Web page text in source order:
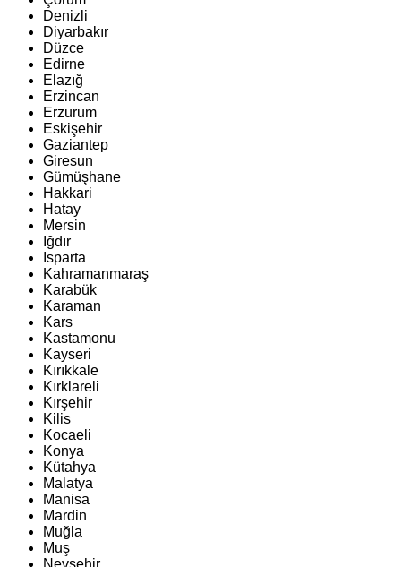
Denizli
Diyarbakır
Düzce
Edirne
Elazığ
Erzincan
Erzurum
Eskişehir
Gaziantep
Giresun
Gümüşhane
Hakkari
Hatay
Mersin
Iğdır
Isparta
Kahramanmaraş
Karabük
Karaman
Kars
Kastamonu
Kayseri
Kırıkkale
Kırklareli
Kırşehir
Kilis
Kocaeli
Konya
Kütahya
Malatya
Manisa
Mardin
Muğla
Muş
Nevşehir